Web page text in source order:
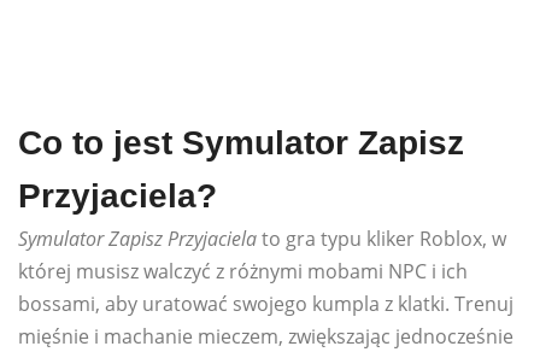
Co to jest Symulator Zapisz
Przyjaciela?
Symulator Zapisz Przyjacielato gra typu kliker Roblox, w
której musisz walczyć z różnymi mobami NPC i ich
bossami, aby uratować swojego kumpla z klatki. Trenuj
mięśnie i machanie mieczem, zwiększając jednocześnie